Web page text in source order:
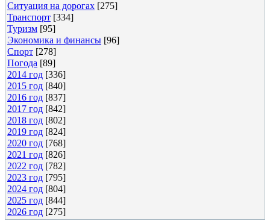
Ситуация на дорогах [275]
Транспорт [334]
Туризм [95]
Экономика и финансы [96]
Спорт [278]
Погода [89]
2014 год [336]
2015 год [840]
2016 год [837]
2017 год [842]
2018 год [802]
2019 год [824]
2020 год [768]
2021 год [826]
2022 год [782]
2023 год [795]
2024 год [804]
2025 год [844]
2026 год [275]